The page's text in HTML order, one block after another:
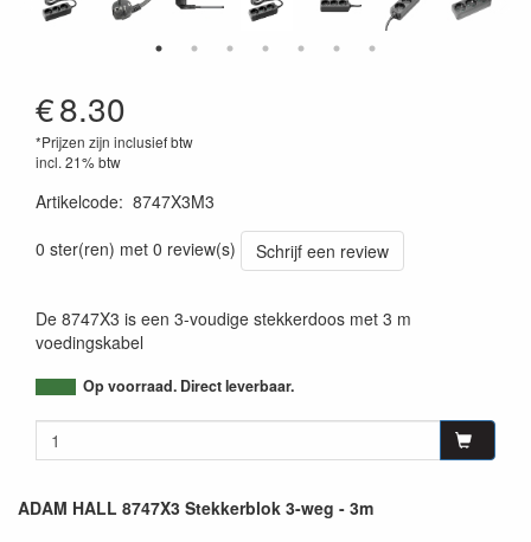
€8.30
*Prijzen zijn inclusief btw
incl. 21% btw
Artikelcode: 8747X3M3
0 ster(ren) met 0 review(s)
Schrijf een review
De 8747X3 is een 3-voudige stekkerdoos met 3 m
voedingskabel
Op voorraad. Direct leverbaar.
ADAM HALL 8747X3 Stekkerblok 3-weg - 3m